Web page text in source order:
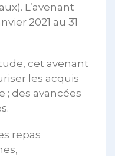
L’avenant
2021 au 31
cet avenant
les acquis
; des avancées
repas